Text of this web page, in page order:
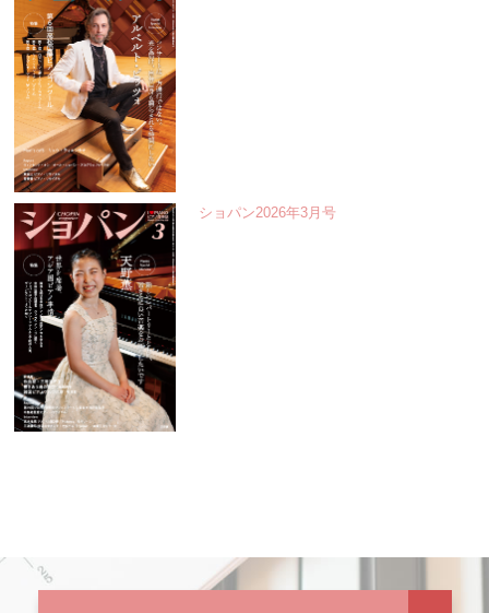
ショパン2026年3月号